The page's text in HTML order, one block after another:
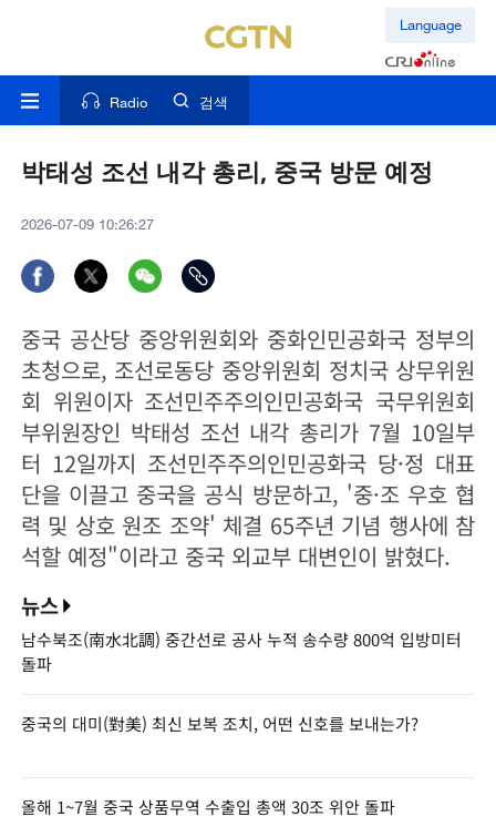
Language
Radio 검색
박태성 조선 내각 총리, 중국 방문 예정
2026-07-09 10:26:27
중국 공산당 중앙위원회와 중화인민공화국 정부의
초청으로, 조선로동당 중앙위원회 정치국 상무위원
회 위원이자 조선민주주의인민공화국 국무위원회
부위원장인 박태성 조선 내각 총리가 7월 10일부
터 12일까지 조선민주주의인민공화국 당·정 대표
단을 이끌고 중국을 공식 방문하고, '중·조 우호 협
력 및 상호 원조 조약' 체결 65주년 기념 행사에 참
석할 예정"이라고 중국 외교부 대변인이 밝혔다.
뉴스
남수북조(南水北調) 중간선로 공사 누적 송수량 800억 입방미터
돌파
중국의 대미(對美) 최신 보복 조치, 어떤 신호를 보내는가?
올해 1~7월 중국 상품무역 수출입 총액 30조 위안 돌파